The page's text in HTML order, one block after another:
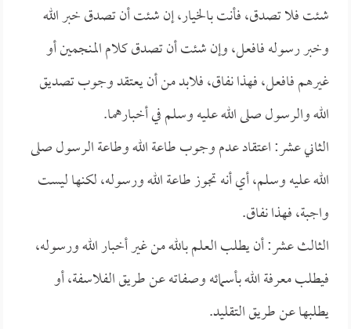
شئت فلا تصدق، فأنت بالخيار، إن شئت أن تصدق خبر الله
وخبر رسوله فافعل، وإن شئت أن تصدق كلام المنجمين أو
غيرهم فافعل، فهذا نفاق، فلابد من أن يعتقد وجوب تصديق
الله والرسول صلى الله عليه وسلم في أخبارهما.
الثاني عشر: اعتقاد عدم وجوب طاعة الله وطاعة الرسول صلى
الله عليه وسلم، أي أنه تجوز طاعة الله ورسوله، لكنها ليست
واجبة، فهذا نفاق.
الثالث عشر: أن يطلب العلم بالله من غير أخبار الله ورسوله،
فيطلب معرفة الله بأسمائه وصفاته عن طريق الفلاسفة، أو
يطلبها عن طريق التقليد.